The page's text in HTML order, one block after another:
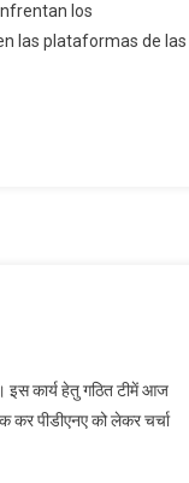
los
las plataformas de las
इस कार्य हेतु गठित टीमें आज
कर पीडीएनए को लेकर चर्चा